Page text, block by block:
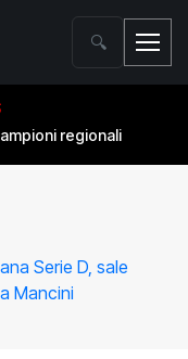
🔍
regionali
Serie D, sale
Mancini